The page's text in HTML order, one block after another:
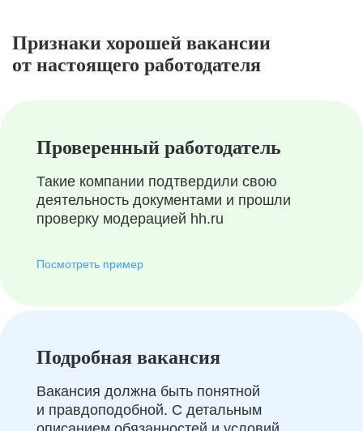
Признаки хорошей вакансии
от настоящего работодателя
Проверенный работодатель
Такие компании подтвердили свою
деятельность документами и прошли
проверку модерацией hh.ru
Посмотреть пример
Подробная вакансия
Вакансия должна быть понятной
и правдоподобной. С детальным